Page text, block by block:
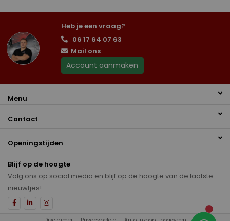
Heb je een vraag?
06 17 64 07 63
Mail ons
Account aanmaken
Menu
Contact
Openingstijden
Blijf op de hoogte
Volg ons op social media en blijf op de hoogte van de laatste
nieuwtjes!
1